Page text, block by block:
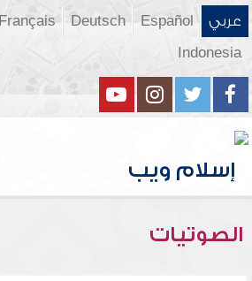
عربي Español
Deutsch
Français
Indonesia
الصوتيات